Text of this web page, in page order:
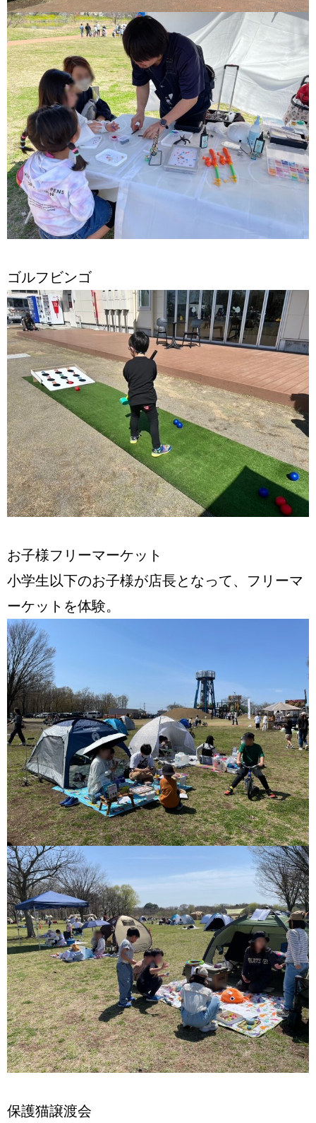
ゴルフビンゴ
お子様フリーマーケット
小学生以下のお子様が店長となって、フリーマ
ーケットを体験。
保護猫譲渡会